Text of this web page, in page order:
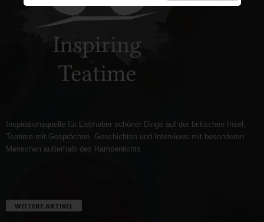
Inspirationsquelle für Liebhaber schöner Dinge auf der britischen Insel,
Teatime mit Gesprächen, Geschichten und Interviews mit besonderen
Menschen außerhalb des Rampenlichts.
WEITERE ARTIKEL